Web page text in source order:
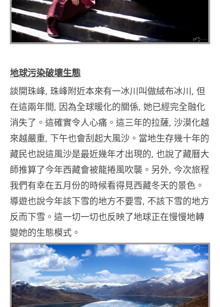
地球污染破壞生態
談開珠峰, 珠峰附近本來有一冰川叫做絨布冰川, 但
在這兩年間, 因為全球暖化的關係, 她已經完全融化
消失了。這確實令人心痛。這三年的拉薩, 沙漠化越
來越嚴重, 下午也會刮起大風沙。當地生存幾十年的
藏民也說這風沙是最近幾年才出現的, 也說了藏曆大
師推算了今年西藏會被龍捲風吹襲。另外, 今次旅程
我們有幸在五月份的時候看得見西藏冬天的景色。
導遊也說今年該下雪的地方不要雪, 不該下雪的地方
反而下雪。這一切一切也反映了地球正在慢慢地轉
變她的生態模式。